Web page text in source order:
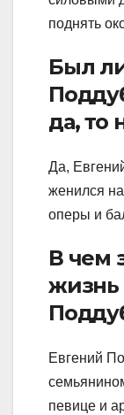
поднять
Был
да, то
Да,
женился
оперы и
В чем
жизнь
Евгений
певице и